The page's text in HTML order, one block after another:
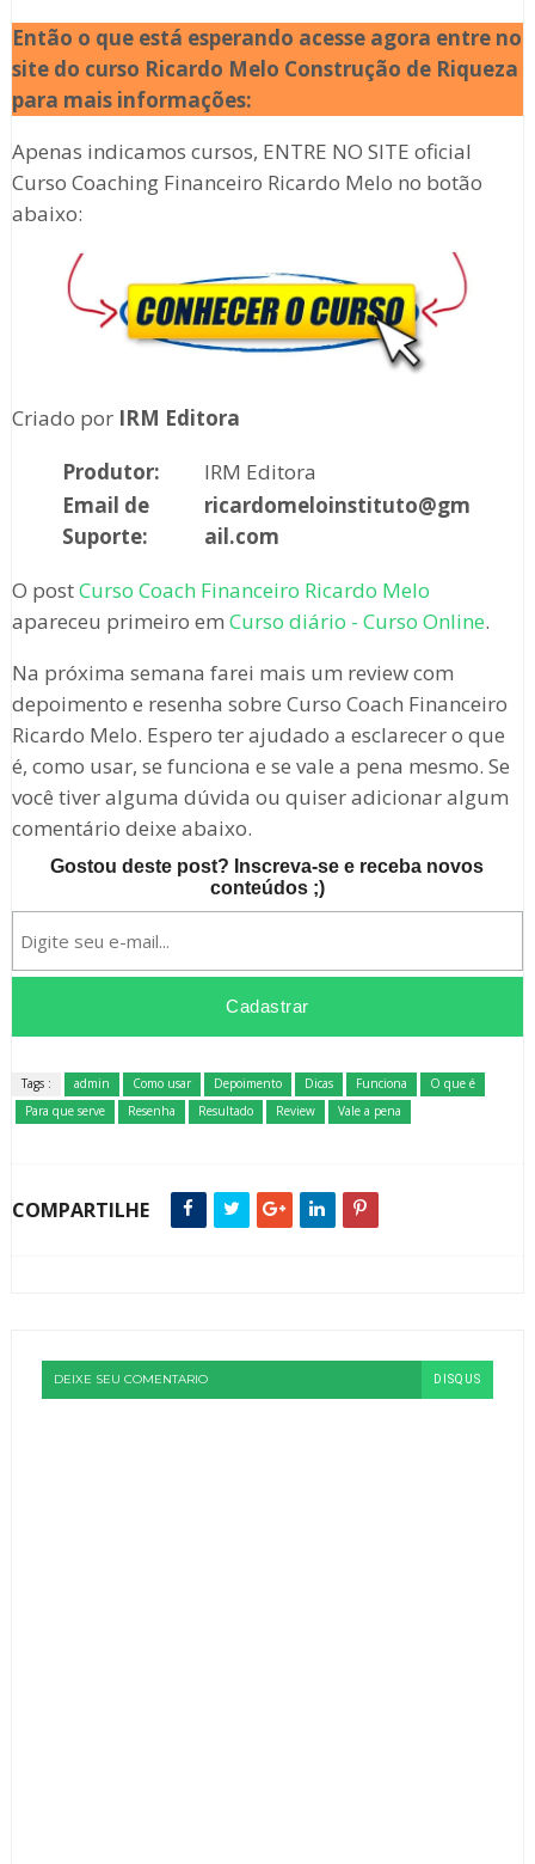
Então o que está esperando acesse agora entre no
site do curso Ricardo Melo Construção de Riqueza
para mais informações:
Apenas indicamos cursos, ENTRE NO SITE oficial
Curso Coaching Financeiro Ricardo Melo no botão
abaixo:
Criado por IRM Editora
Produtor:
IRM Editora
Email de
Suporte:
ricardomeloinstituto@gm
ail.com
O postCurso Coach Financeiro Ricardo Melo
apareceu primeiro em Curso diário - Curso Online.
Na próxima semana farei mais um review com
depoimento e resenha sobre Curso Coach Financeiro
Ricardo Melo. Espero ter ajudado a esclarecer o que
é, como usar, se funciona e se vale a pena mesmo. Se
você tiver alguma dúvida ou quiser adicionar algum
comentário deixe abaixo.
Gostou deste post? Inscreva-se e receba novos
conteúdos ;)
Tags : admin Como usar Depoimento Dicas Funciona
O que é
Para que serve
Resenha Resultado Review Vale a pena
COMPARTILHE
DEIXE SEU COMENTARIO DISQUS